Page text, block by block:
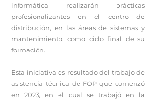
informática realizarán prácticas
profesionalizantes en el centro de
distribución, en las áreas de sistemas y
mantenimiento, como ciclo final de su
formación.
Esta iniciativa es resultado del trabajo de
asistencia técnica de FOP que comenzó
en 2023, en el cual se trabajó en la